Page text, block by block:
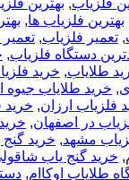
بهترین فلزیاب ها,
, تعمیر فلزیاب,
دستگاه فلزیاب,
طلاياب, خريد
, خرید طلایاب جیوه
فلزیاب ارزان, خرید
در اصفهان,
مشهد, خرید گنج
, خرید گنج یاب
طلایاب اوکاام,